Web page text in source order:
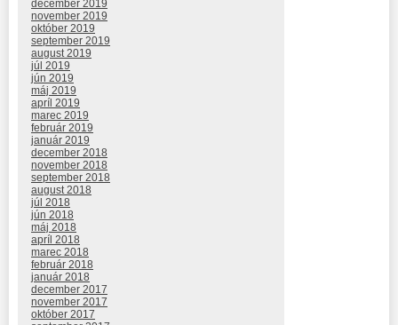
december 2019
november 2019
október 2019
september 2019
august 2019
júl 2019
jún 2019
máj 2019
apríl 2019
marec 2019
február 2019
január 2019
december 2018
november 2018
september 2018
august 2018
júl 2018
jún 2018
máj 2018
apríl 2018
marec 2018
február 2018
január 2018
december 2017
november 2017
október 2017